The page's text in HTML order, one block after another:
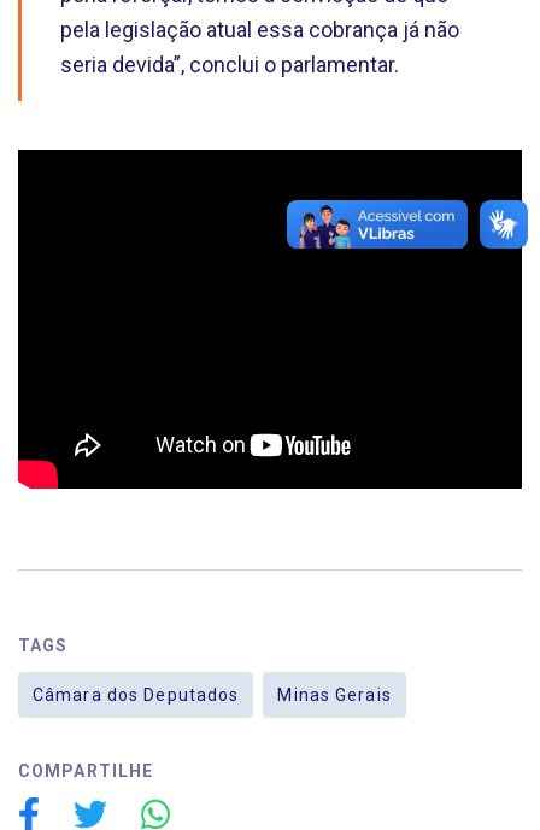
pela legislação atual essa cobrança já não
seria devida”, conclui o parlamentar.
TAGS
Câmara dos Deputados Minas Gerais
COMPARTILHE